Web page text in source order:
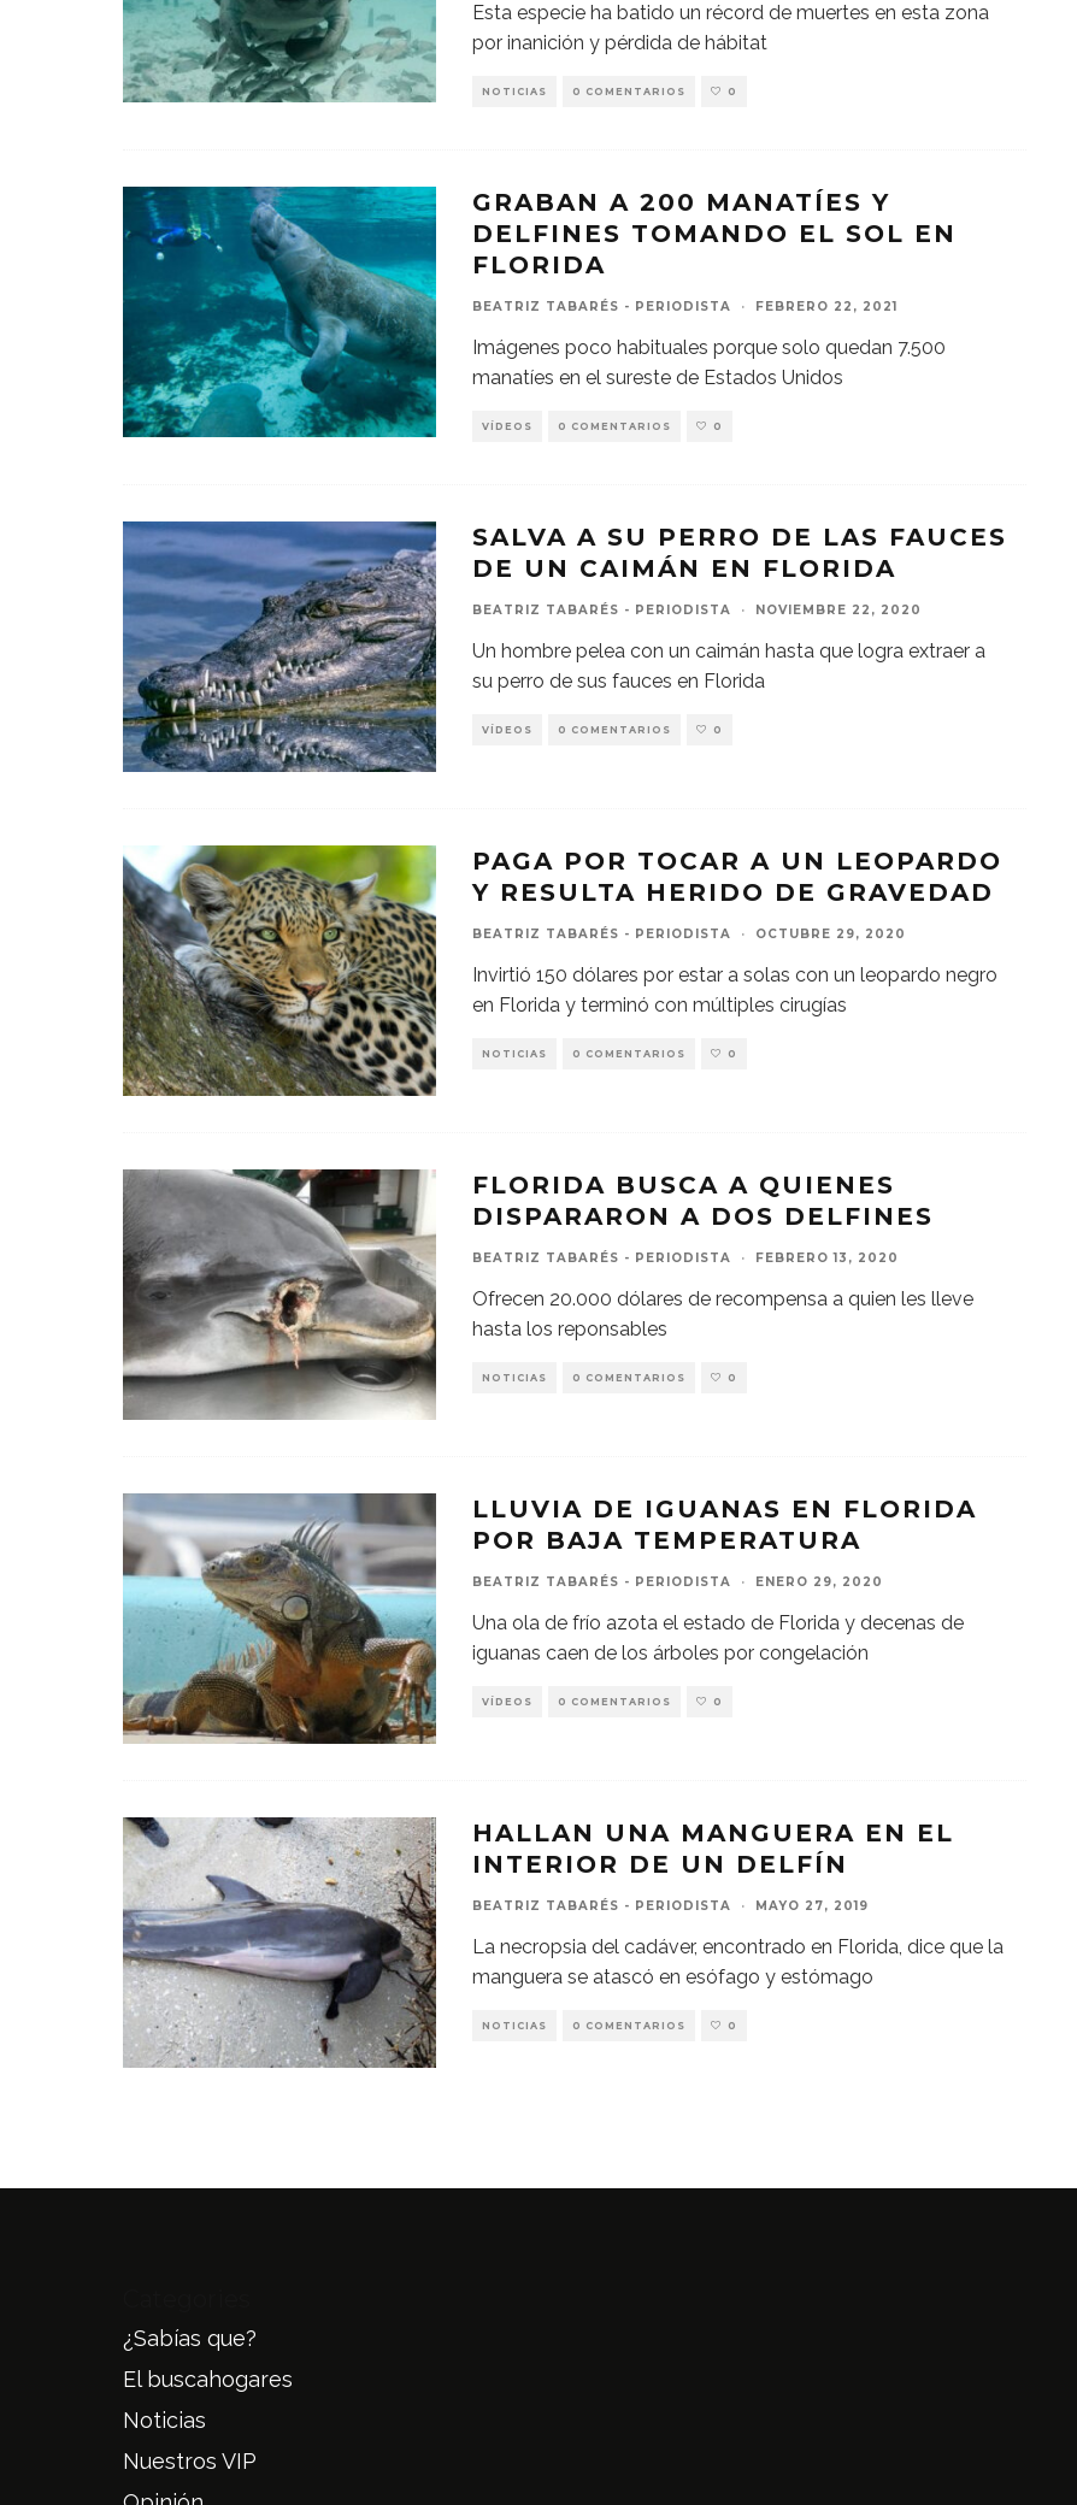
Esta especie ha batido un récord de muertes en esta zona
por inanición y pérdida de hábitat
NOTICIAS 0 COMENTARIOS 0
GRABAN A 200 MANATÍES Y
DELFINES TOMANDO EL SOL EN
FLORIDA
BEATRIZ TABARÉS - PERIODISTA · FEBRERO 22, 2021
Imágenes poco habituales porque solo quedan 7.500
manatíes en el sureste de Estados Unidos
VÍDEOS 0 COMENTARIOS 0
SALVA A SU PERRO DE LAS FAUCES
DE UN CAIMÁN EN FLORIDA
BEATRIZ TABARÉS - PERIODISTA · NOVIEMBRE 22, 2020
Un hombre pelea con un caimán hasta que logra extraer a
su perro de sus fauces en Florida
VÍDEOS 0 COMENTARIOS 0
PAGA POR TOCAR A UN LEOPARDO
Y RESULTA HERIDO DE GRAVEDAD
BEATRIZ TABARÉS - PERIODISTA · OCTUBRE 29, 2020
Invirtió 150 dólares por estar a solas con un leopardo negro
en Florida y terminó con múltiples cirugías
NOTICIAS 0 COMENTARIOS 0
FLORIDA BUSCA A QUIENES
DISPARARON A DOS DELFINES
BEATRIZ TABARÉS - PERIODISTA · FEBRERO 13, 2020
Ofrecen 20.000 dólares de recompensa a quien les lleve
hasta los reponsables
NOTICIAS 0 COMENTARIOS 0
LLUVIA DE IGUANAS EN FLORIDA
POR BAJA TEMPERATURA
BEATRIZ TABARÉS - PERIODISTA · ENERO 29, 2020
Una ola de frío azota el estado de Florida y decenas de
iguanas caen de los árboles por congelación
VÍDEOS 0 COMENTARIOS 0
HALLAN UNA MANGUERA EN EL
INTERIOR DE UN DELFÍN
BEATRIZ TABARÉS - PERIODISTA · MAYO 27, 2019
La necropsia del cadáver, encontrado en Florida, dice que la
manguera se atascó en esófago y estómago
NOTICIAS 0 COMENTARIOS 0
¿Sabías que?
El buscahogares
Noticias
Nuestros VIP